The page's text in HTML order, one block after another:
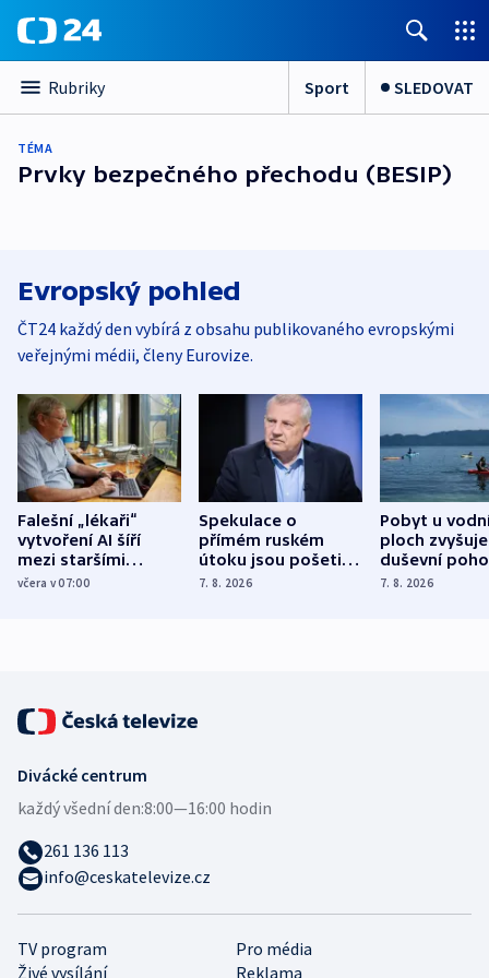
Rubriky Sport SLEDOVAT
TÉMA
Prvky bezpečného přechodu (BESIP)
Evropský pohled
ČT24 každý den vybírá z obsahu publikovaného evropskými
veřejnými médii, členy Eurovize.
Falešní „lékaři“
vytvoření AI šíří
mezi staršími
Poláky nebezpečné
včera v 07:00
Spekulace o
přímém ruském
útoku jsou pošetilé,
míní estonský
7. 8. 2026
Pobyt u
ploch zvyšuje
duševní
ukázala
7. 8. 2026
TV program
Pro média
Živé vysílání
Reklama
Divácké centrum
každý všední den:8:00—16:00 hodin
261 136 113
info@ceskatelevize.cz